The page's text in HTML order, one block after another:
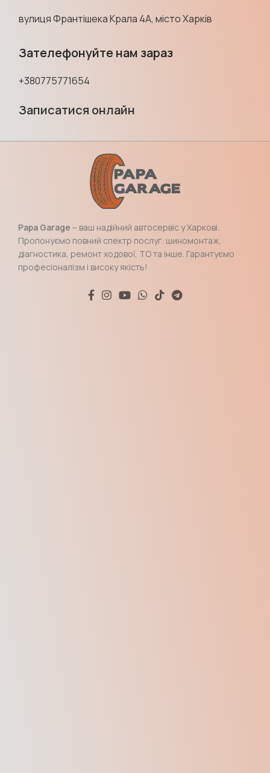
вулиця Франтішека Крала 4А, місто Харків
Зателефонуйте нам зараз
+380775771654
Записатися онлайн
Papa Garage – ваш надійний автосервіс у Харкові.
Пропонуємо повний спектр послуг: шиномонтаж,
діагностика, ремонт ходової, ТО та інше. Гарантуємо
професіоналізм і високу якість!